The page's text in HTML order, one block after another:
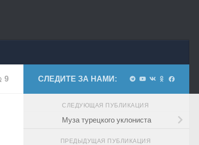
9 СЛЕДИТЕ ЗА НАМИ:
СЛЕДУЮЩАЯ ПУБЛИКАЦИЯ
Муза турецкого уклониста
ПРЕДЫДУЩАЯ ПУБЛИКАЦИЯ